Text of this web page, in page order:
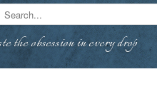
the obsession in every drop